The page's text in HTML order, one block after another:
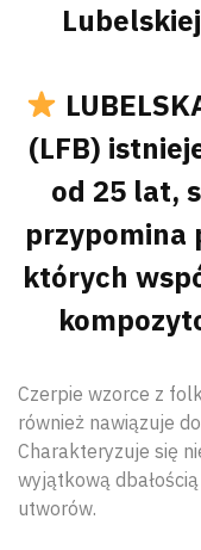
(LFB)
od 25 lat,
przypomina
których
Czerpie wzorce z
również nawiązuje
Charakteryzuje się
wyjątkową
utworów.